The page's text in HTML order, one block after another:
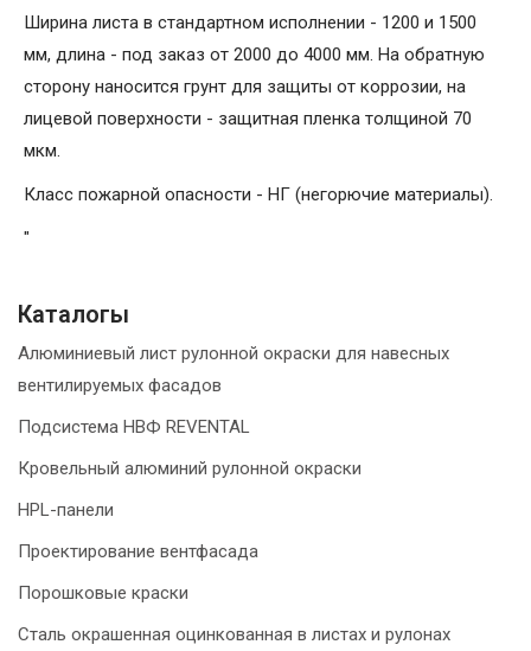
Ширина листа в стандартном исполнении - 1200 и 1500
мм, длина - под заказ от 2000 до 4000 мм. На обратную
сторону наносится грунт для защиты от коррозии, на
лицевой поверхности - защитная пленка толщиной 70
мкм.
Класс пожарной опасности - НГ (негорючие материалы).
"
Каталогы
Алюминиевый лист рулонной окраски для навесных
вентилируемых фасадов
Подсистема НВФ REVENTAL
Кровельный алюминий рулонной окраски
HPL-панели
Проектирование вентфасада
Порошковые краски
Сталь окрашенная оцинкованная в листах и рулонах